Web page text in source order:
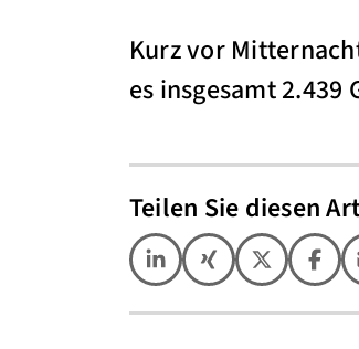
Kurz vor
es insgesamt
Teilen Sie diesen